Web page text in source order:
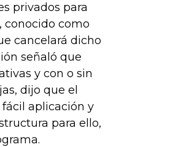
privados para
conocido como
cancelará dicho
señaló que
y con o sin
dijo que el
aplicación y
para ello,